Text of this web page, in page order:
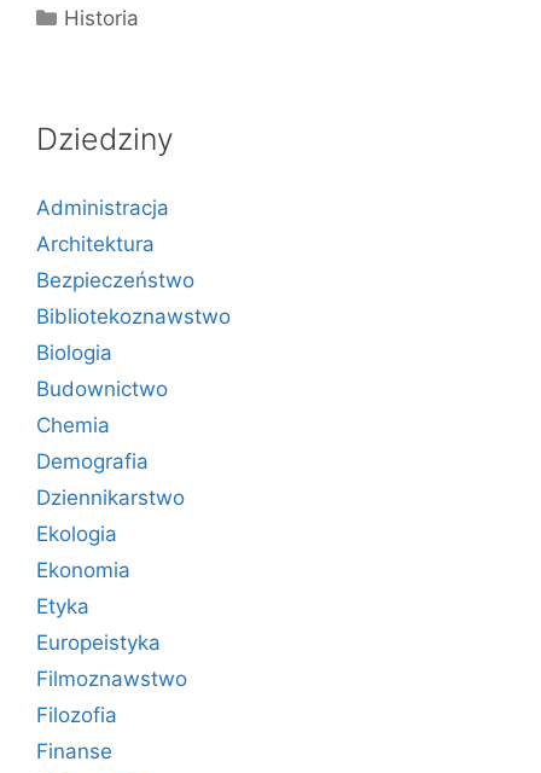
Kategorie
Historia
Dziedziny
Administracja
Architektura
Bezpieczeństwo
Bibliotekoznawstwo
Biologia
Budownictwo
Chemia
Demografia
Dziennikarstwo
Ekologia
Ekonomia
Etyka
Europeistyka
Filmoznawstwo
Filozofia
Finanse